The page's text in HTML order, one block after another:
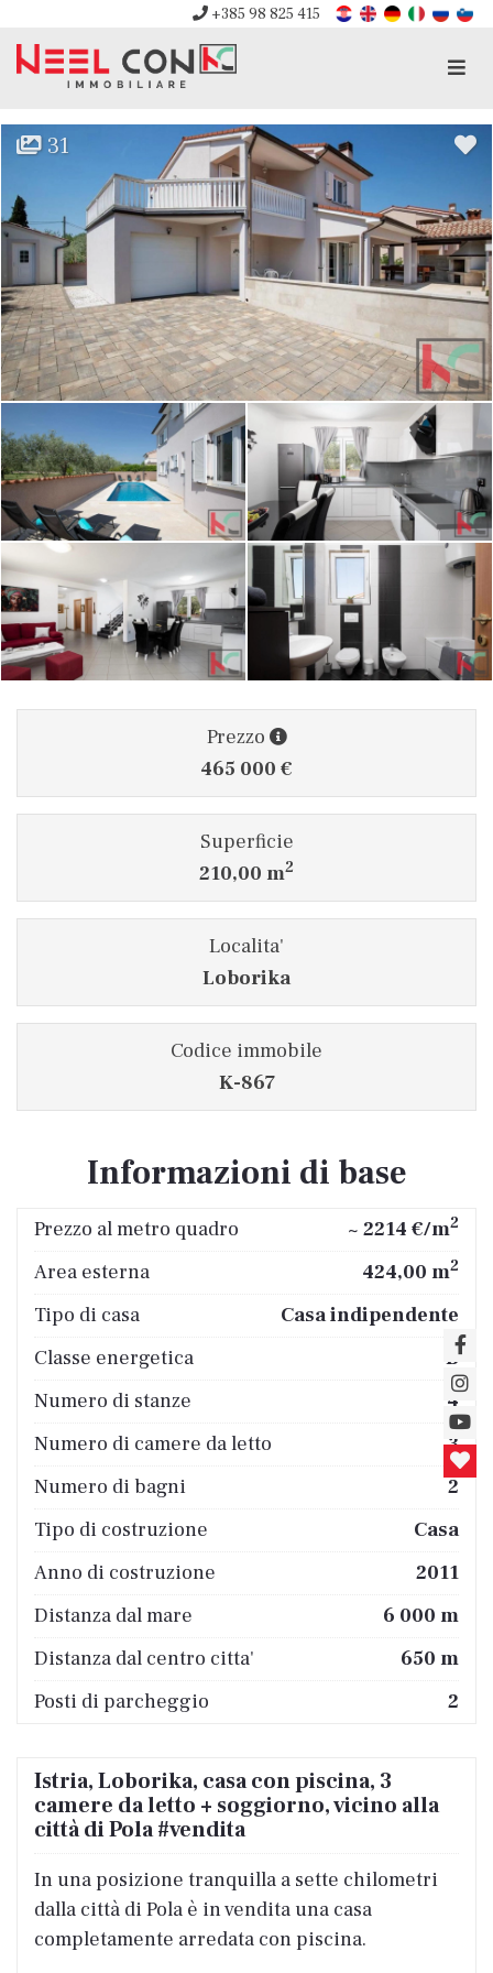
+385 98 825 415
31
Prezzo
465 000 €
Superficie
210,00 m2
Localita'
Loborika
Codice immobile
K-867
Informazioni di base
Prezzo al metro quadro ~ 2214 €/m2
Area esterna 424,00 m2
Tipo di casa
Casa indipendente
Classe energetica
B
Numero di stanze
4
Numero di camere da letto
3
Numero di bagni
2
Tipo di costruzione
Casa
Anno di costruzione
2011
Distanza dal mare
6 000 m
Distanza dal centro citta'
650 m
Posti di parcheggio
2
Istria, Loborika, casa con piscina, 3
camere da letto + soggiorno, vicino alla
città di Pola #vendita
In una posizione tranquilla a sette chilometri
dalla città di Pola è in vendita una casa
completamente arredata con piscina.